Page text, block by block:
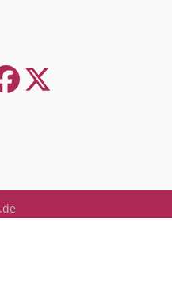
Facebook
Twitter